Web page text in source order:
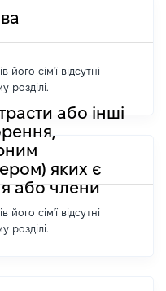
його сім'ї відсутні
розділі.
або інші
яких є
або члени
його сім'ї відсутні
розділі.